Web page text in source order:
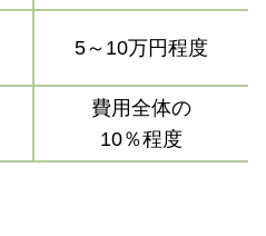
5～10万円程度
費用全体の
10％程度